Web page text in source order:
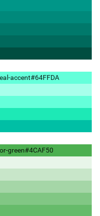
accent#64FFDA
green#4CAF50